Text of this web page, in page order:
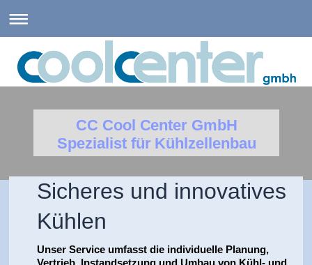
CC Cool Center GmbH
Spezialist für Kühlzellenbau
Sicheres und innovatives
Kühlen
Unser Service umfasst die individuelle Planung,